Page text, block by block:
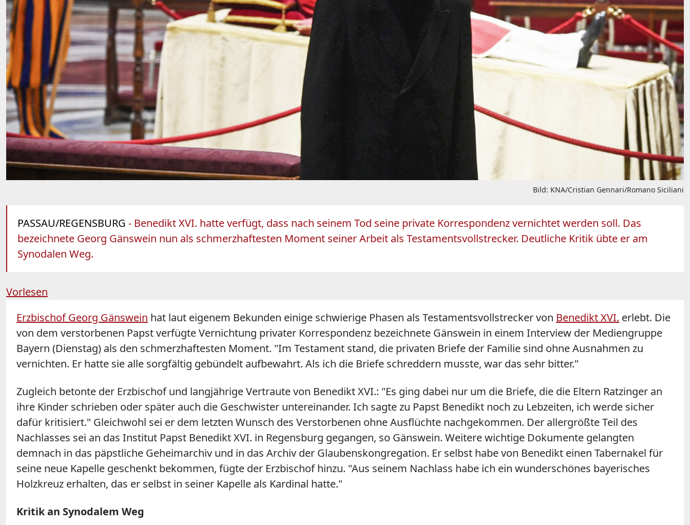
Bild: KNA/Cristian Gennari/Romano Siciliani
PASSAU/REGENSBURG - Benedikt XVI. hatte verfügt, dass nach seinem Tod seine private Korrespondenz vernichtet werden soll. Das
bezeichnete Georg Gänswein nun als schmerzhaftesten Moment seiner Arbeit als Testamentsvollstrecker. Deutliche Kritik übte er am
Synodalen Weg.
Vorlesen
Erzbischof Georg Gänswein hat laut eigenem Bekunden einige schwierige Phasen als Testamentsvollstrecker von Benedikt XVI. erlebt. Die
von dem verstorbenen Papst verfügte Vernichtung privater Korrespondenz bezeichnete Gänswein in einem Interview der Mediengruppe
Bayern (Dienstag) als den schmerzhaftesten Moment. "Im Testament stand, die privaten Briefe der Familie sind ohne Ausnahmen zu
vernichten. Er hatte sie alle sorgfältig gebündelt aufbewahrt. Als ich die Briefe schreddern musste, war das sehr bitter."
Zugleich betonte der Erzbischof und langjährige Vertraute von Benedikt XVI.: "Es ging dabei nur um die Briefe, die die Eltern Ratzinger an
ihre Kinder schrieben oder später auch die Geschwister untereinander. Ich sagte zu Papst Benedikt noch zu Lebzeiten, ich werde sicher
dafür kritisiert." Gleichwohl sei er dem letzten Wunsch des Verstorbenen ohne Ausflüchte nachgekommen. Der allergrößte Teil des
Nachlasses sei an das Institut Papst Benedikt XVI. in Regensburg gegangen, so Gänswein. Weitere wichtige Dokumente gelangten
demnach in das päpstliche Geheimarchiv und in das Archiv der Glaubenskongregation. Er selbst habe von Benedikt einen Tabernakel für
seine neue Kapelle geschenkt bekommen, fügte der Erzbischof hinzu. "Aus seinem Nachlass habe ich ein wunderschönes bayerisches
Holzkreuz erhalten, das er selbst in seiner Kapelle als Kardinal hatte."
Kritik an Synodalem Weg